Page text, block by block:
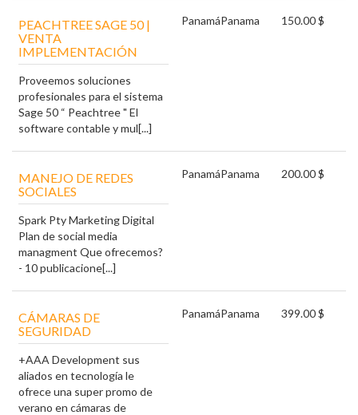
PEACHTREE SAGE 50 |
VENTA
IMPLEMENTACIÓN
Proveemos soluciones
profesionales para el sistema
Sage 50 “ Peachtree " El
software contable y mul[...]
PanamáPanama 150.00 $
MANEJO DE REDES
SOCIALES
Spark Pty Marketing Digital
Plan de social media
managment Que ofrecemos?
- 10 publicacione[...]
PanamáPanama 200.00 $
CÁMARAS DE
SEGURIDAD
+AAA Development sus
aliados en tecnología le
ofrece una super promo de
verano en cámaras de
PanamáPanama 399.00 $